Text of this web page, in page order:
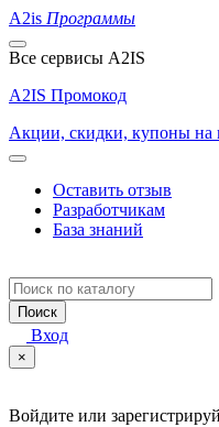
A2is Программы
Все сервисы A2IS
A2IS Промокод
Акции, скидки, купоны на
Оставить отзыв
Разработчикам
База знаний
Поиск
Вход
×
Войдите или